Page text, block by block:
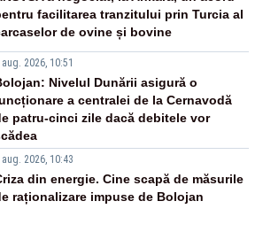
facilitarea tranzitului prin Turcia al
de ovine și bovine
2026, 10:51
Nivelul Dunării asigură o
a centralei de la Cernavodă
patru-cinci zile dacă debitele vor
2026, 10:43
din energie. Cine scapă de măsurile
raționalizare impuse de Bolojan